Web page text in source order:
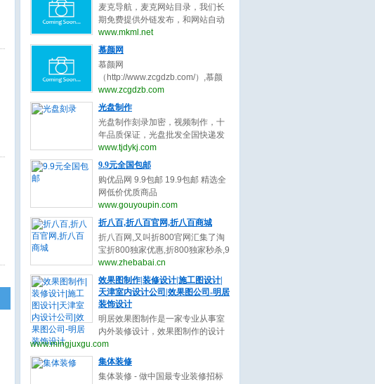
全，秉承为客户服务公平公正原
则，为整形客户求美决策推荐最好
的整形医生。
交换友情链接，快速增加网站的外
链与收录,您可以自助申请加入我们
获取免费的优质外链，获取高质量
的自然流量，还等什么赶快加入自
动秒收录吧！
麦克导航，麦克网站目录，我们长
期免费提供外链发布，和网站自动
秒收录服务，根据网站点击来路自
动排名第一位，欢迎和本站自助交
与收录,您可以自助申请加入我们获
取免费的优质外链，获取高质量的
自然流量，还等什么赶快加入自动
秒收录吧！
www.mkml.net
慕颜网
慕颜网
（http://www.zcgdzb.com/）,慕颜
整形网提供整形最新最全资讯。双
眼皮谁最好？中国十大隆鼻专家都
害？隆鼻修复谁厉害？隆鼻医生谁
最好？脂肪填充找哪个专家呢？不
懂的整形问题和医生了解。上慕颜
整形预约网。
www.zcgdzb.com
光盘制作
光盘制作刻录加密，视频制作，十
年品质保证，光盘批发全国快递发
货，光盘厂直接供货，质优价廉，
交货期快,24小时热
www.tjdykj.com
9.9元全国包邮
购优品网 9.9包邮 19.9包邮 精选全
网低价优质商品
（www.gouyoupin.com）
www.gouyoupin.com
折八百,折八百官网,折八百商城
折八百网,又叫折800官网汇集了淘
宝折800独家优惠,折800独家秒杀,9
块9元包邮,折800报名信息大全，是
网购用户的首选省钱导购资讯网站!
（www.zhebabai.cn）
www.zhebabai.cn
效果图制作|装修设计|施工图设计|
天津室内设计公司|效果图公司-明居
装饰设计
明居效果图制作是一家专业从事室
内外装修设计，效果图制作的设计
团队，专业的细分，专业的服务，
为您提供24小时咨询服务。
www.mingjuxgu.com
集体装修
集体装修 - 做中国最专业装修招标